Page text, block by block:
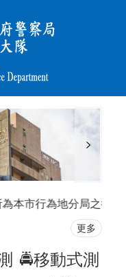
行為地分局之行人慢
更多
🚔移動式測